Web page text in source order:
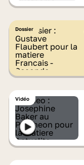
Dossier
Vidéo